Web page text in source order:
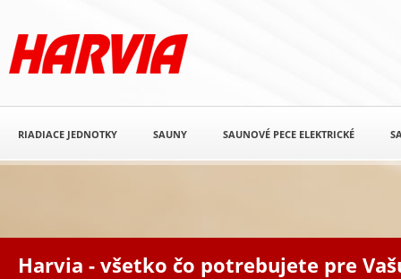
Harvia - všetko čo potrebujete pre
RIADIACE JEDNOTKY SAUNY SAUNOVÉ PECE ELEKTRICKÉ